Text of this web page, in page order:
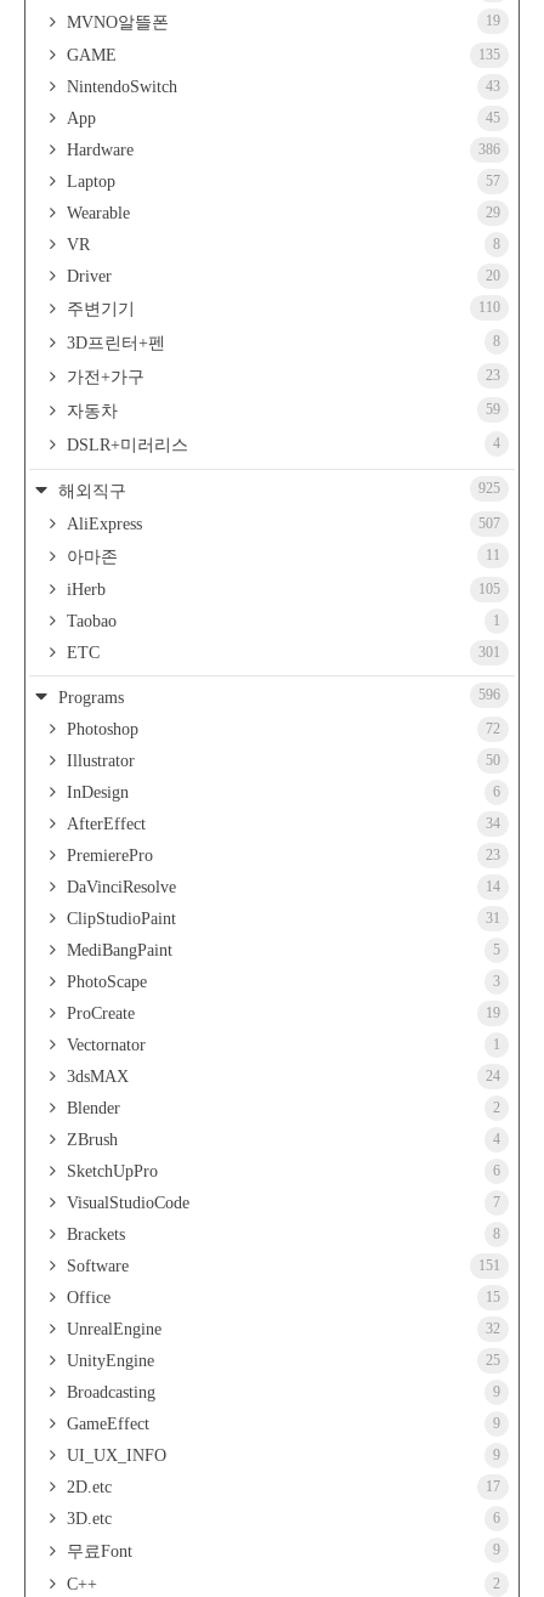
MVNO알뜰폰 19
GAME 135
NintendoSwitch 43
App 45
Hardware 386
Laptop 57
Wearable 29
VR 8
Driver 20
주변기기 110
3D프린터+펜 8
가전+가구 23
자동차 59
DSLR+미러리스 4
해외직구 925
AliExpress 507
아마존 11
iHerb 105
Taobao 1
ETC 301
Programs 596
Photoshop 72
Illustrator 50
InDesign 6
AfterEffect 34
PremierePro 23
DaVinciResolve 14
ClipStudioPaint 31
MediBangPaint 5
PhotoScape 3
ProCreate 19
Vectornator 1
3dsMAX 24
Blender 2
ZBrush 4
SketchUpPro 6
VisualStudioCode 7
Brackets 8
Software 151
Office 15
UnrealEngine 32
UnityEngine 25
Broadcasting 9
GameEffect 9
UI_UX_INFO 9
2D.etc 17
3D.etc 6
무료Font 9
C++ 2